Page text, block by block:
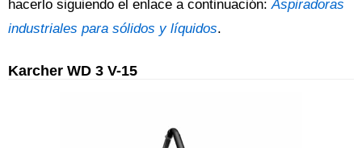
hacerlo siguiendo el enlace a continuación:Aspiradoras
industriales para sólidos y líquidos.
Karcher WD 3 V-15